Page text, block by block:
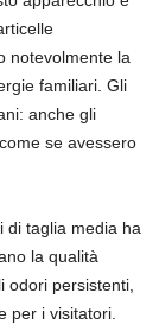
notevolmente la
familiari. Gli
anche gli
se avessero
di taglia media ha
la qualità
odori persistenti,
per i visitatori.